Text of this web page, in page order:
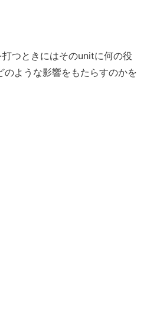
つときにはそのunitに何の役
ような影響をもたらすのかを